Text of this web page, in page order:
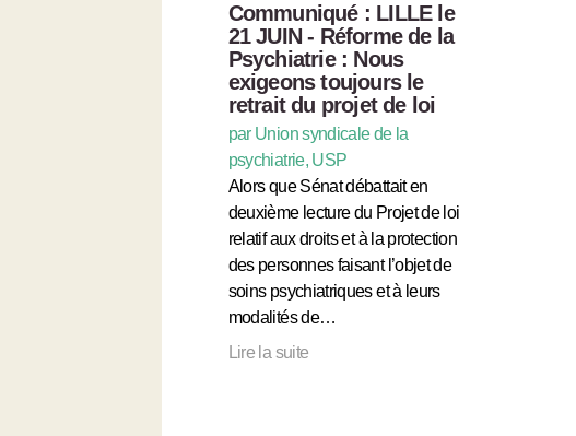
Communiqué : LILLE le
21 JUIN - Réforme de la
Psychiatrie : Nous
exigeons toujours le
retrait du projet de loi
par Union syndicale de la
psychiatrie, USP
Alors que Sénat débattait en
deuxième lecture du Projet de loi
relatif aux droits et à la protection
des personnes faisant l’objet de
soins psychiatriques et à leurs
modalités de…
Lire la suite